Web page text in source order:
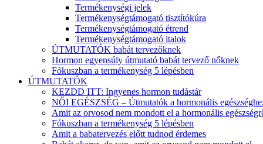
Termékenységi jelek
Termékenységtámogató tisztítókúra
Termékenységtámogató étrend
Termékenységtámogató italok
ÚTMUTATÓK babát tervezőknek
Hormon egyensúly útmutató babát tervező nőknek
Fókuszban a termékenység 5 lépésben
ÚTMUTATÓK
KEZDD ITT: Ingyenes hormon tudástár
NŐI EGÉSZSÉG – Útmutatók a hormonális
Amit az orvosod nem mondott el a hormonális
Fókuszban a termékenység 5 lépésben
Amit a babatervezés előtt tudnod érdemes